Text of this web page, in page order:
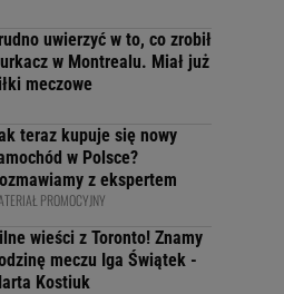
uwierzyć w to, co zrobił
w Montrealu. Miał już
meczowe
teraz kupuje się nowy
w Polsce?
z ekspertem
PROMOCYJNY
wieści z Toronto! Znamy
meczu Iga Świątek -
Kostiuk